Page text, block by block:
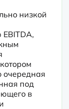
низкой
очередная
под
в